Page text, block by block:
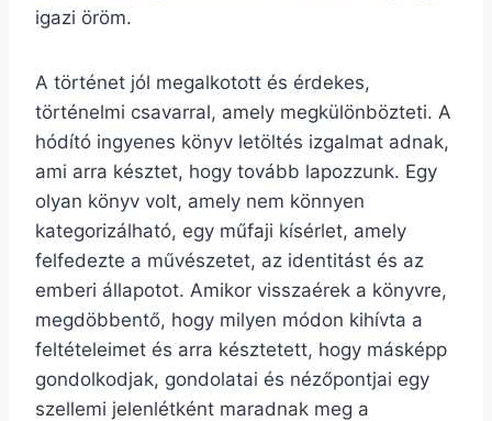
igazi öröm.
A történet jól megalkotott és érdekes,
történelmi csavarral, amely megkülönbözteti. A
hódító ingyenes könyv letöltés izgalmat adnak,
ami arra késztet, hogy tovább lapozzunk. Egy
olyan könyv volt, amely nem könnyen
kategorizálható, egy műfaji kísérlet, amely
felfedezte a művészetet, az identitást és az
emberi állapotot. Amikor visszaérek a könyvre,
megdöbbentő, hogy milyen módon kihívta a
feltételeimet és arra késztetett, hogy másképp
gondolkodjak, gondolatai és nézőpontjai egy
szellemi jelenlétként maradnak meg a